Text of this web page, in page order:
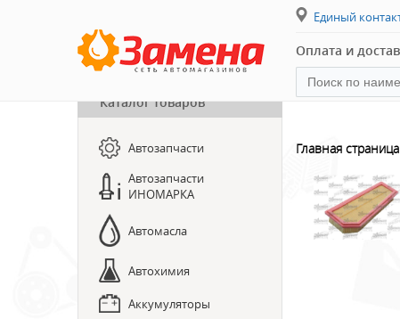
Единый
Оплата и
ПРЕДЗАКАЗ ЗАПЧАСТЕЙ
ЗАПИСЬ НА СТО
Каталог товаров
Автозапчасти
Автозапчасти
ИНОМАРКА
Автомасла
Автохимия
Аккумуляторы
Главная страница